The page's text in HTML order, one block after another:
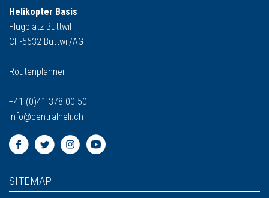
SITEMAP
Helikopter Basis
Flugplatz Buttwil
CH-5632 Buttwil/AG
Routenplanner
+41 (0)41 378 00 50
info@centralheli.ch